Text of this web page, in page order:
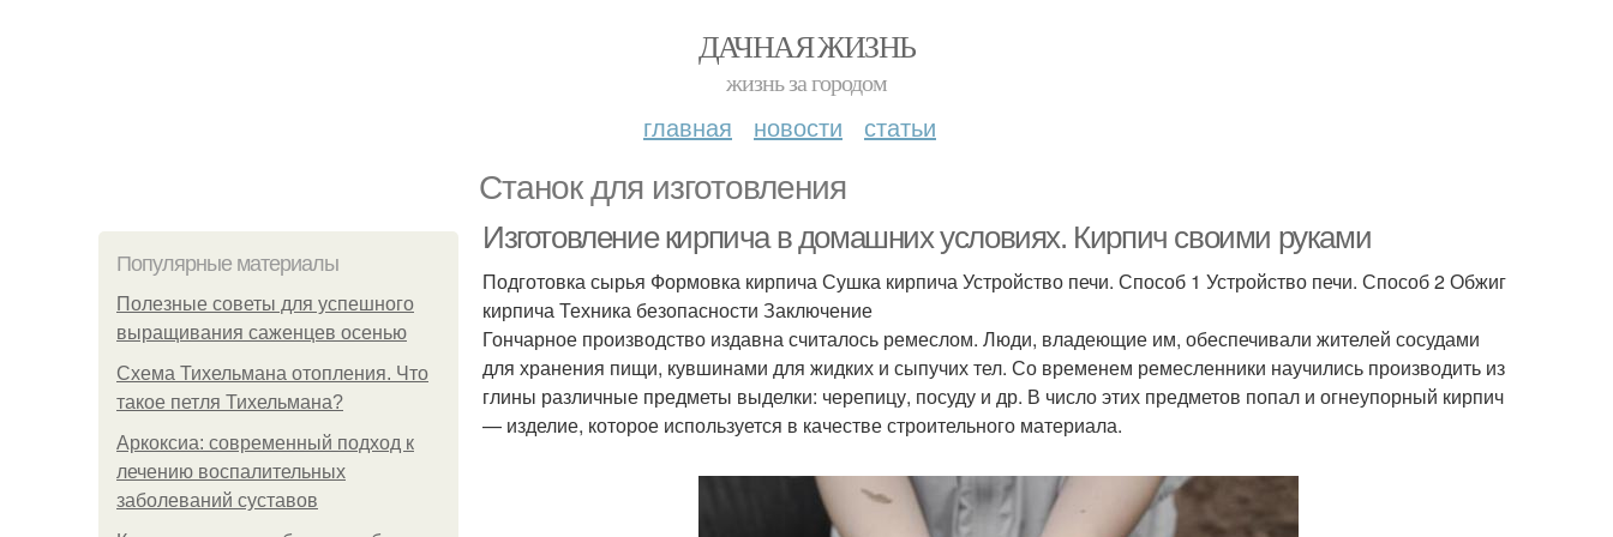
ДАЧНАЯ ЖИЗНЬ
жизнь за городом
главная новости статьи
Станок для изготовления
Популярные материалы
Полезные советы для успешного
выращивания саженцев осенью
Схема Тихельмана отопления. Что
такое петля Тихельмана?
Аркоксиа: современный подход к
лечению воспалительных
заболеваний суставов
Изготовление кирпича в домашних условиях. Кирпич своими руками
Подготовка сырья Формовка кирпича Сушка кирпича Устройство печи. Способ 1 Устройство печи. Способ 2 Обжиг
кирпича Техника безопасности Заключение
Гончарное производство издавна считалось ремеслом. Люди, владеющие им, обеспечивали жителей сосудами
для хранения пищи, кувшинами для жидких и сыпучих тел. Со временем ремесленники научились производить из
глины различные предметы выделки: черепицу, посуду и др. В число этих предметов попал и огнеупорный кирпич
— изделие, которое используется в качестве строительного материала.